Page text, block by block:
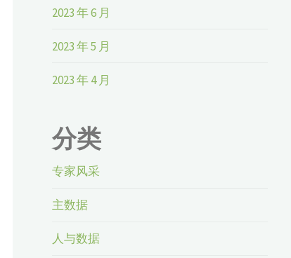
2023 年 6 月
2023 年 5 月
2023 年 4 月
分类
专家风采
主数据
人与数据